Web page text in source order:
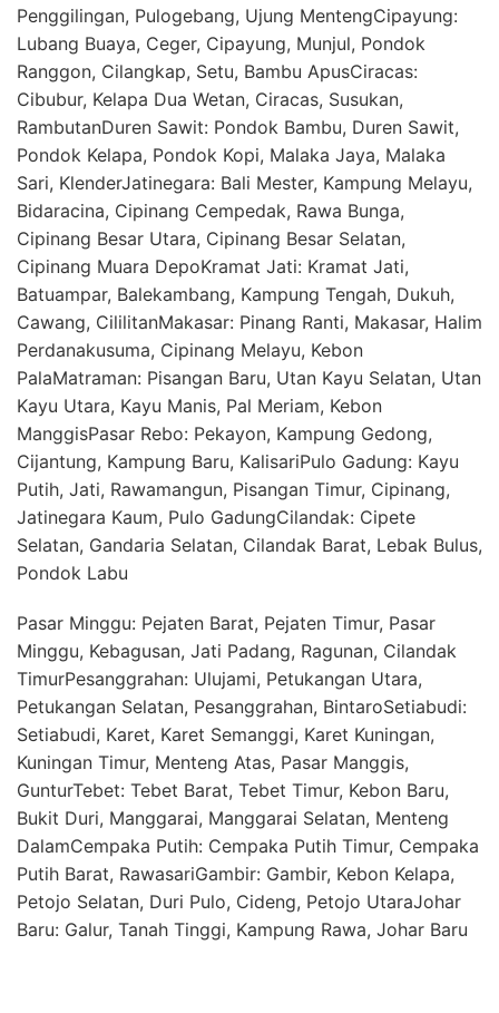
Penggilingan, Pulogebang, Ujung MentengCipayung:
Lubang Buaya, Ceger, Cipayung, Munjul, Pondok
Ranggon, Cilangkap, Setu, Bambu ApusCiracas:
Cibubur, Kelapa Dua Wetan, Ciracas, Susukan,
RambutanDuren Sawit: Pondok Bambu, Duren Sawit,
Pondok Kelapa, Pondok Kopi, Malaka Jaya, Malaka
Sari, KlenderJatinegara: Bali Mester, Kampung Melayu,
Bidaracina, Cipinang Cempedak, Rawa Bunga,
Cipinang Besar Utara, Cipinang Besar Selatan,
Cipinang Muara DepoKramat Jati: Kramat Jati,
Batuampar, Balekambang, Kampung Tengah, Dukuh,
Cawang, CililitanMakasar: Pinang Ranti, Makasar, Halim
Perdanakusuma, Cipinang Melayu, Kebon
PalaMatraman: Pisangan Baru, Utan Kayu Selatan, Utan
Kayu Utara, Kayu Manis, Pal Meriam, Kebon
ManggisPasar Rebo: Pekayon, Kampung Gedong,
Cijantung, Kampung Baru, KalisariPulo Gadung: Kayu
Putih, Jati, Rawamangun, Pisangan Timur, Cipinang,
Jatinegara Kaum, Pulo GadungCilandak: Cipete
Selatan, Gandaria Selatan, Cilandak Barat, Lebak Bulus,
Pondok Labu
Pasar Minggu: Pejaten Barat, Pejaten Timur, Pasar
Minggu, Kebagusan, Jati Padang, Ragunan, Cilandak
TimurPesanggrahan: Ulujami, Petukangan Utara,
Petukangan Selatan, Pesanggrahan, BintaroSetiabudi:
Setiabudi, Karet, Karet Semanggi, Karet Kuningan,
Kuningan Timur, Menteng Atas, Pasar Manggis,
GunturTebet: Tebet Barat, Tebet Timur, Kebon Baru,
Bukit Duri, Manggarai, Manggarai Selatan, Menteng
DalamCempaka Putih: Cempaka Putih Timur, Cempaka
Putih Barat, RawasariGambir: Gambir, Kebon Kelapa,
Petojo Selatan, Duri Pulo, Cideng, Petojo UtaraJohar
Baru: Galur, Tanah Tinggi, Kampung Rawa, Johar Baru